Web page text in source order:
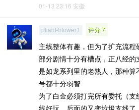
01-13 23:16 安徽
pliant-blower1 评分 7
主线整体有趣，但为了扩充流程
部分剧情十分有槽点，正八经
是如龙系列里的老熟人，那种
号都十分弱智
为了白金必须打完所有委托（
线好玩，后面的又变垃圾支线了